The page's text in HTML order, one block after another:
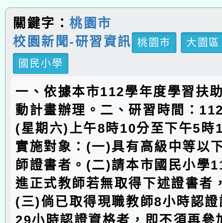
關鍵字：桃園市
校園新聞-研習資訊
桃園市
大園區
國民小學
一、依據本市112學年度學習扶
動計畫辦理。二、研習時間：
(星期六)上午8時10分至下午5時
實施對象：(一)具有高級中等以
師證書者。(二)請本市國民小學
進正式教師若無取得下述證書者
(三)倘已取得現職教師8小時認
29小時認證資格者，即不須再參